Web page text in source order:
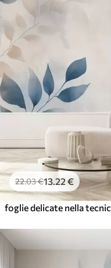
22.03€13 .22 €